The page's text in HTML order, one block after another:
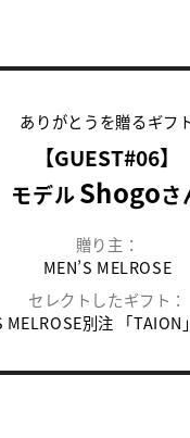
ありがとうを贈るギフ
【GUEST#06】
モデルShogoさ
贈り主：
MEN’S MELROSE
セレクトしたギフト：
MELROSE別注 「TAION